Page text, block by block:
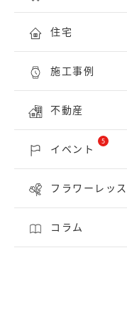
住宅
施工事例
不動産
イベント
5
フラワーレッ
コラム